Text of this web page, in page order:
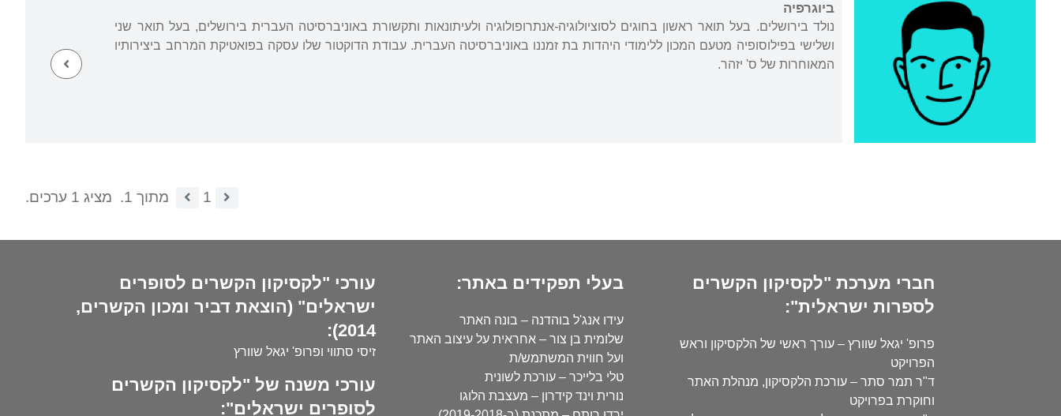
ביוגרפיה
נולד בירושלים. בעל תואר ראשון בחוגים לסוציולוגיה-אנתרופולוגיה ולעיתונאות ותקשורת באוניברסיטה העברית בירושלים, בעל תואר שני
ושלישי בפילוסופיה מטעם המכון ללימודי היהדות בת זמננו באוניברסיטה העברית. עבודת הדוקטור שלו עסקה בפואטיקת המרחב ביצירותיו
המאוחרות של ס' יזהר.
1 מתוך 1. מציג 1 ערכים.
חברי מערכת "לקסיקון הקשרים
לספרות ישראלית":
פרופ' יגאל שוורץ – עורך ראשי של הלקסיקון וראש
הפרויקט
ד"ר תמר סתר – עורכת הלקסיקון, מנהלת האתר
וחוקרת בפרויקט
בעלי תפקידים באתר:
עידו אנג'ל בוהדנה – בונה האתר
שלומית בן צור – אחראית על עיצוב האתר
ועל חווית המשתמש/ת
טלי בלייכר – עורכת לשונית
נורית וינד קידרון – מעצבת הלוגו
עורכי "לקסיקון הקשרים לסופרים
ישראלים" (הוצאת דביר ומכון הקשרים,
2014):
זיסי סתווי ופרופ' יגאל שוורץ
עורכי משנה של "לקסיקון הקשרים
לסופרים ישראלים":